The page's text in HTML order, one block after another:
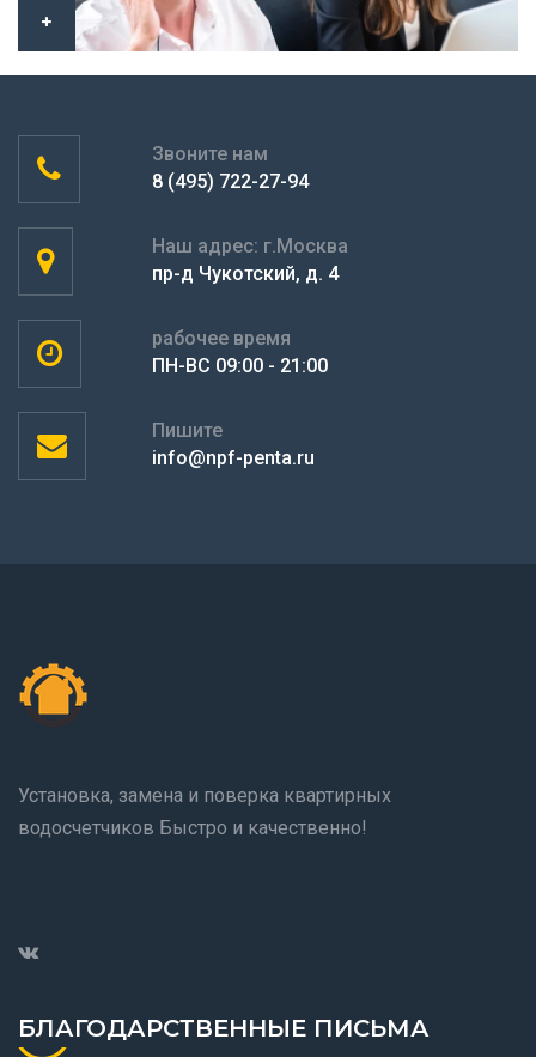
Звоните нам
8 (495) 722-27-94
Наш адрес: г.Москва
пр-д Чукотский, д. 4
рабочее время
ПН-ВС 09:00 - 21:00
Пишите
info@npf-penta.ru
Установка, замена и поверка квартирных
водосчетчиков Быстро и качественно!
БЛАГОДАРСТВЕННЫЕ ПИСЬМА